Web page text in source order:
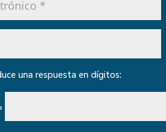
una respuesta en dígitos: